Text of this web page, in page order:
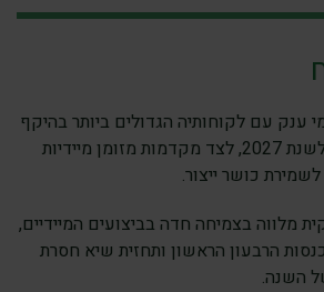
ענק עם לקוחותיה הגדולים ביותר בהיקף
של 1.3 מיליארד דולר לשנת 2027, לצד מקדמות מזומן מיידיות
מלווה בצמיחה חדה בביצועים המיידיים,
של 15% בהכנסות הרבעון הראשון ותחזית שיא חסרת
השנה.